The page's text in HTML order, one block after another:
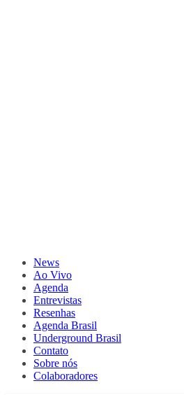
News
Ao Vivo
Agenda
Entrevistas
Resenhas
Agenda Brasil
Underground Brasil
Contato
Sobre nós
Colaboradores